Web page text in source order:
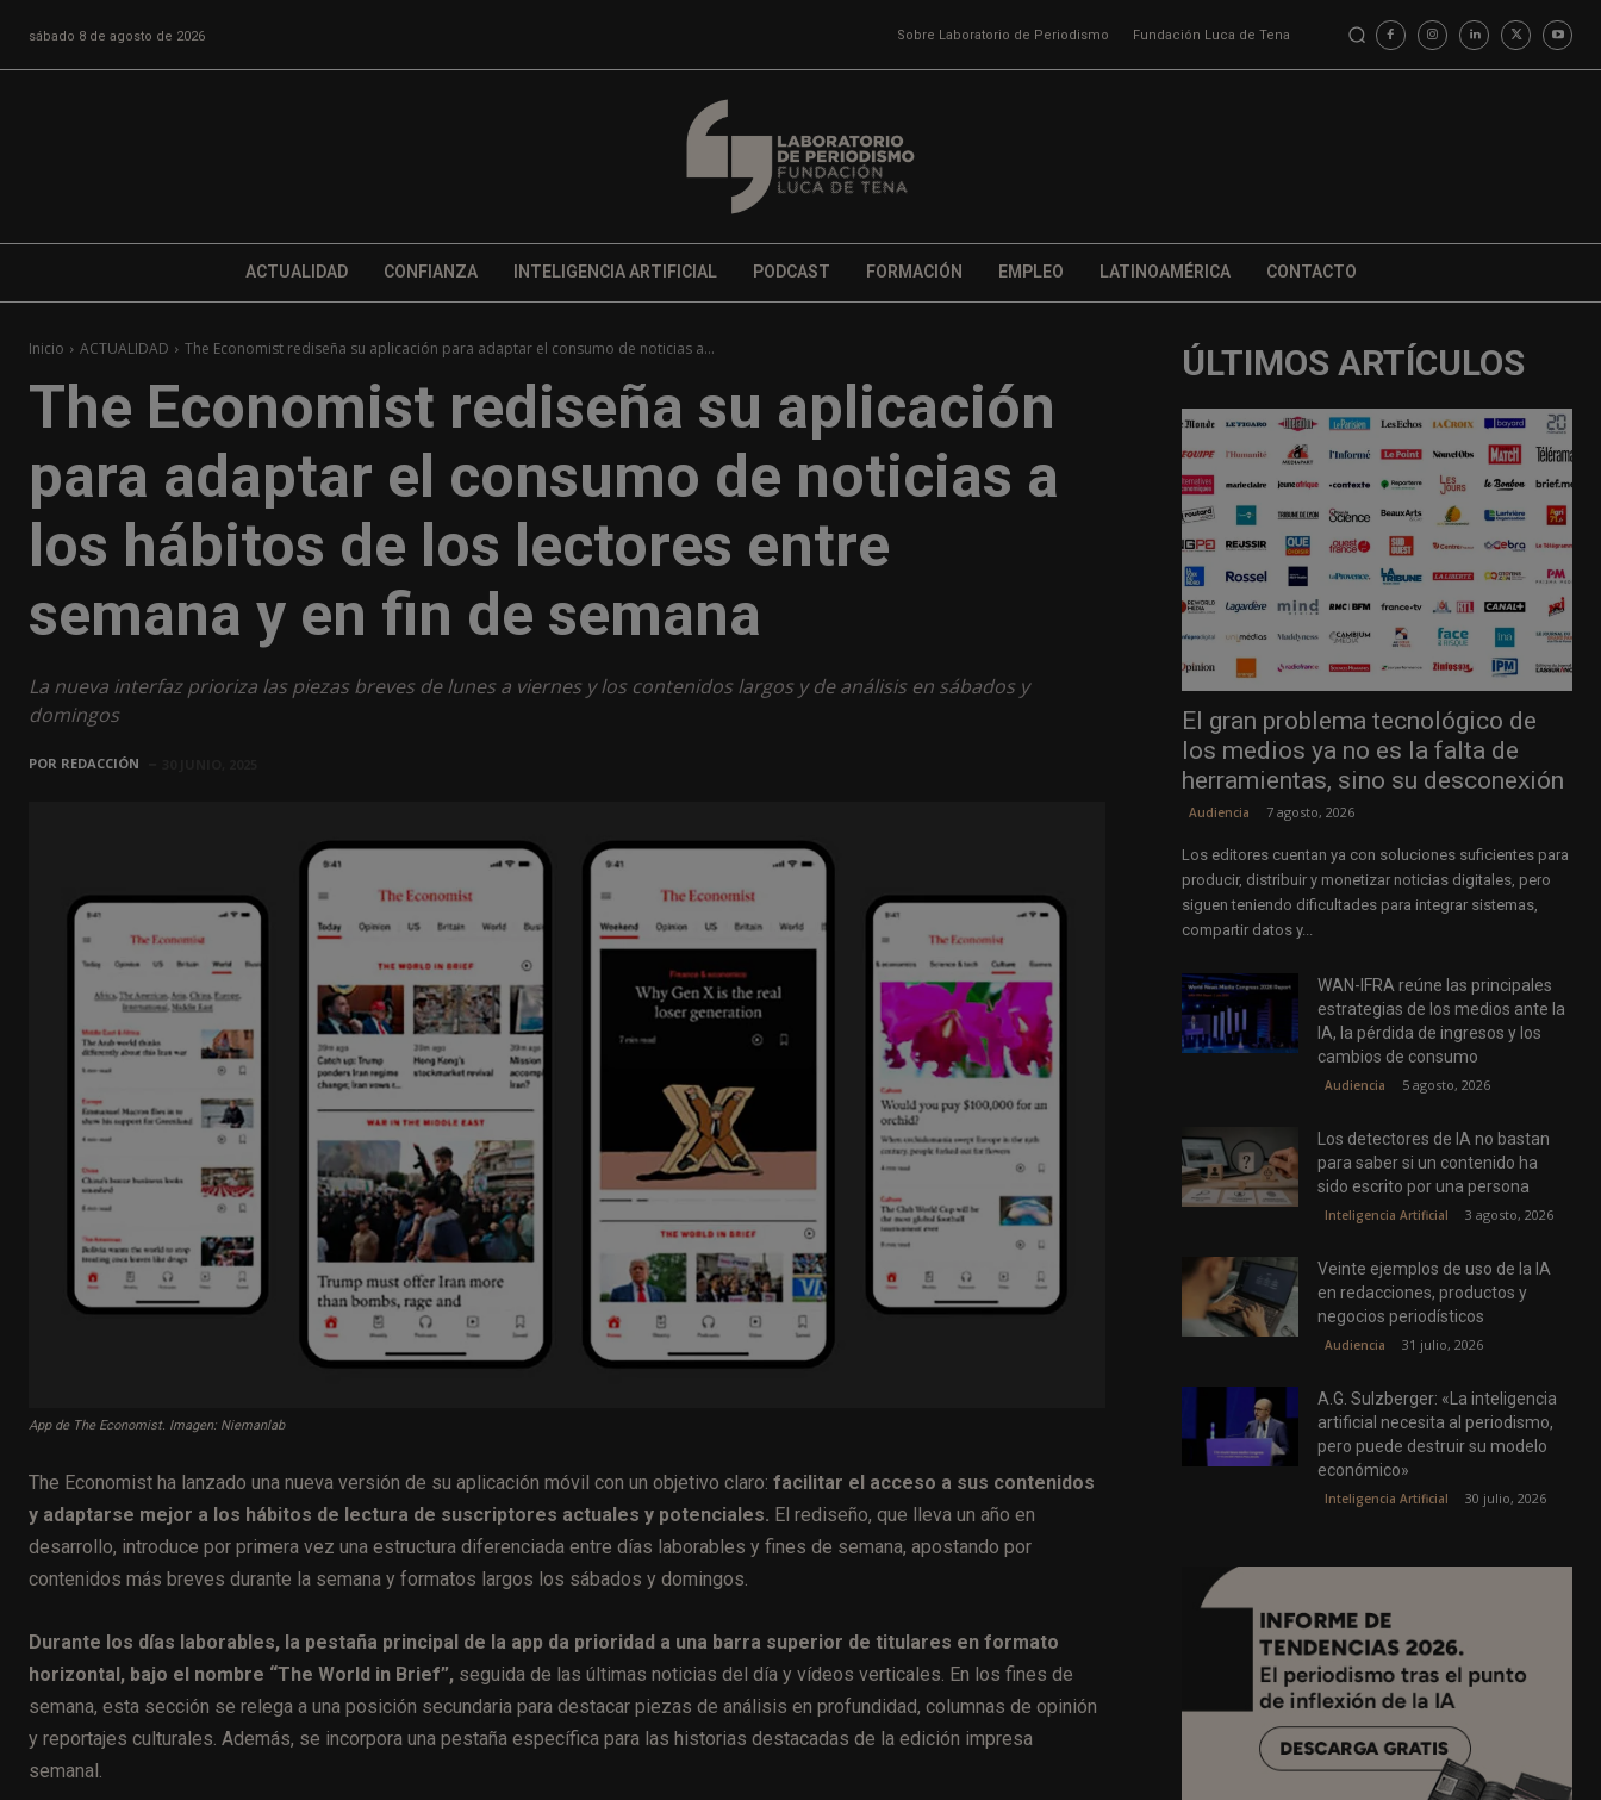
sábado 8 de agosto de 2026 Sobre Laboratorio de Periodismo Fundación Luca de Tena
ACTUALIDAD CONFIANZA INTELIGENCIA ARTIFICIAL PODCAST FORMACIÓN EMPLEO LATINOAMÉRICA CONTACTO
Inicio ACTUALIDAD The Economist rediseña su aplicación para adaptar el consumo de noticias a...
The Economist rediseña su aplicación
para adaptar el consumo de noticias a
los hábitos de los lectores entre
semana y en fin de semana
La nueva interfaz prioriza las piezas breves de lunes a viernes y los contenidos largos y de análisis en sábados y
domingos
POR REDACCIÓN
App de The Economist. Imagen: Niemanlab
The Economist ha lanzado una nueva versión de su aplicación móvil con un objetivo claro: facilitar el acceso a sus contenidos
y adaptarse mejor a los hábitos de lectura de suscriptores actuales y potenciales. El rediseño, que lleva un año en
desarrollo, introduce por primera vez una estructura diferenciada entre días laborables y fines de semana, apostando por
contenidos más breves durante la semana y formatos largos los sábados y domingos.
Durante los días laborables, la pestaña principal de la app da prioridad a una barra superior de titulares en formato
horizontal, bajo el nombre “The World in Brief”, seguida de las últimas noticias del día y vídeos verticales. En los fines de
semana, esta sección se relega a una posición secundaria para destacar piezas de análisis en profundidad, columnas de opinión
y reportajes culturales. Además, se incorpora una pestaña específica para las historias destacadas de la edición impresa
semanal.
ÚLTIMOS ARTÍCULOS
El gran problema tecnológico de
los medios ya no es la falta de
herramientas, sino su desconexión
Audiencia 7 agosto, 2026
Los editores cuentan ya con soluciones suficientes para
producir, distribuir y monetizar noticias digitales, pero
siguen teniendo dificultades para integrar sistemas,
compartir datos y...
WAN-IFRA reúne las principales
estrategias de los medios ante la
IA, la pérdida de ingresos y los
cambios de consumo
Audiencia 5 agosto, 2026
Los detectores de IA no bastan
para saber si un contenido ha
sido escrito por una persona
Inteligencia Artificial 3 agosto, 2026
Veinte ejemplos de uso de la IA
en redacciones, productos y
negocios periodísticos
Audiencia 31 julio, 2026
A.G. Sulzberger: «La inteligencia
artificial necesita al periodismo,
pero puede destruir su modelo
económico»
Inteligencia Artificial 30 julio, 2026